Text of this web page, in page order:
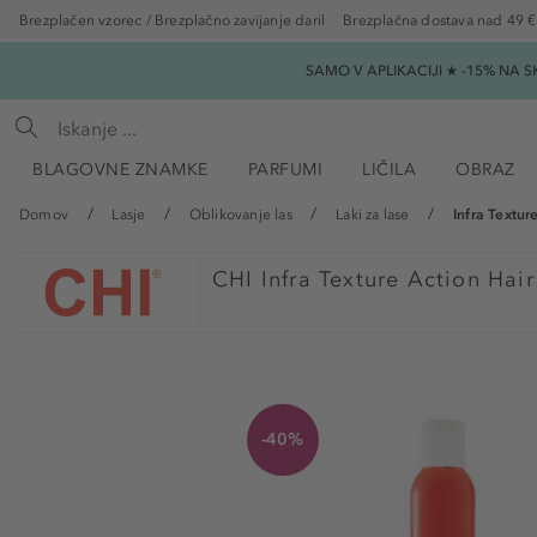
Brezplačen vzorec / Brezplačno zavijanje daril Brezplačna dostava nad 49 €
SAMO V APLIKACIJI ★ -15% NA
BLAGOVNE ZNAMKE PARFUMI LIČILA OBRAZ
Domov Lasje Oblikovanje las Laki za lase Infra
CHI Infra Texture Action
-40%